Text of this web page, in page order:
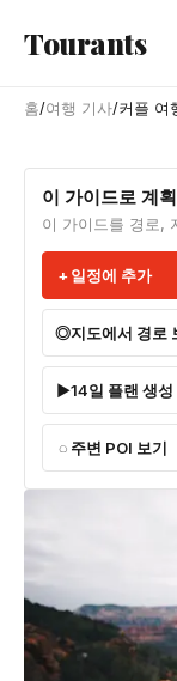
Tourants
홈/여행 기사/커플 여
이 가이드로 계
이 가이드를 경로,
일정에 추가
지도에서 경로
14일 플랜 생성
주변 POI 보기